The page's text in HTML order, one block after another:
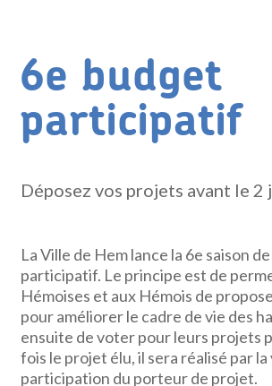
6e budget
participatif
Déposez vos projets avant le 2
La Ville de Hem lance la 6e saison
participatif. Le principe est de
Hémoises et aux Hémois de
pour améliorer le cadre de vie des
ensuite de voter pour leurs projets
fois le projet élu, il sera réalisé par la
participation du porteur de projet.